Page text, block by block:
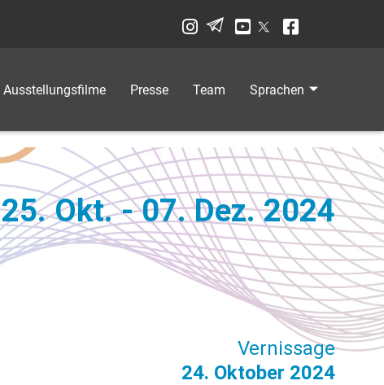
Ausstellungsfilme Presse Team Sprachen
25. Okt. - 07. Dez. 2024
Vernissage
24. Oktober 2024